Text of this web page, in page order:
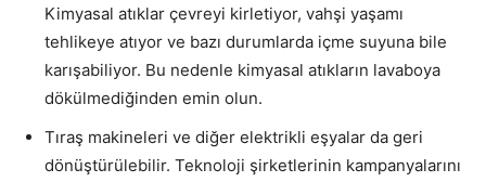
Kimyasal atıklar çevreyi kirletiyor, vahşi yaşamı
tehlikeye atıyor ve bazı durumlarda içme suyuna bile
karışabiliyor. Bu nedenle kimyasal atıkların lavaboya
dökülmediğinden emin olun.
Tıraş makineleri ve diğer elektrikli eşyalar da geri
dönüştürülebilir. Teknoloji şirketlerinin kampanyalarını